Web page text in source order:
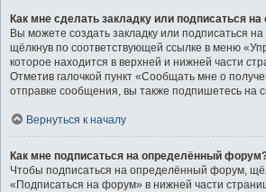
Как мне сделать закладку или подписаться
Вы можете создать закладку или подписаться
щёлкнув по соответствующей ссылке в меню
которое находится в верхней и нижней части
Отметив галочкой пункт «Сообщать мне о
отправке сообщения, вы также подпишетесь на
Вернуться к началу
Как мне подписаться на определённый
Чтобы подписаться на определённый форум,
«Подписаться на форум» в нижней части